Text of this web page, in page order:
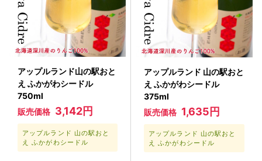
アップルランド山の駅おと
え ふかがわシードル
750ml
販売価格 3,142円
アップルランド 山の駅おと
え ふかがわシードル
アップルランド 山の駅おと
え ふかがわシードル
375ml
販売価格 1,635円
アップルランド 山の駅おと
え ふかがわシードル